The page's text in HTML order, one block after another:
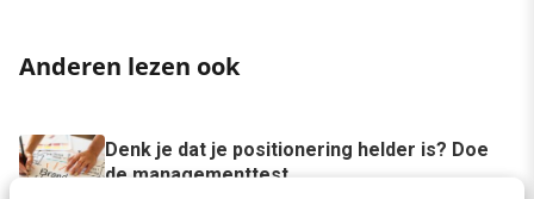
Anderen lezen ook
Denk je dat je positionering helder is? Doe
de managementtest